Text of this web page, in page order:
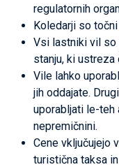
regulatornih
Koledarji so
Vsi lastniki vil
stanju, ki
Vile lahko
jih oddajate.
uporabljati le-teh
nepremičnini.
Cene vključujejo
turistična taksa